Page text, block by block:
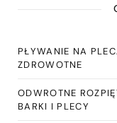
PŁYWANIE NA
ZDROWOTNE
ODWROTNE
BARKI I PLECY